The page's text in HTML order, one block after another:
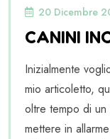
20 Dicembre
CANINI
Inizialmente
mio articoletto,
oltre tempo di
mettere in